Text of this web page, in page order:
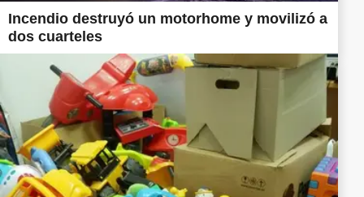
Incendio destruyó un motorhome y movilizó a
dos cuarteles